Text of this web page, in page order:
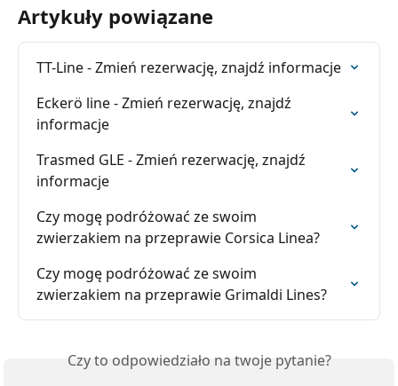
Artykuły powiązane
TT-Line - Zmień rezerwację, znajdź informacje
Eckerö line - Zmień rezerwację, znajdź
informacje
Trasmed GLE - Zmień rezerwację, znajdź
informacje
Czy mogę podróżować ze swoim
zwierzakiem na przeprawie Corsica Linea?
Czy mogę podróżować ze swoim
zwierzakiem na przeprawie Grimaldi Lines?
Czy to odpowiedziało na twoje pytanie?